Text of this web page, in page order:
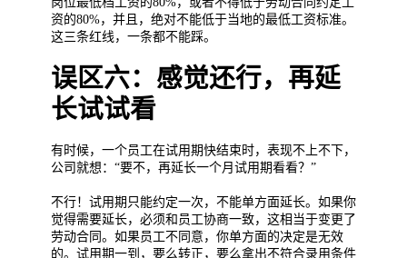
资的80%，并且，绝对不能低于当地的最低工资标准。
这三条红线，一条都不能踩。
误区六：感觉还行，再延
长试试看
有时候，一个员工在试用期快结束时，表现不上不下，
公司就想：“要不，再延长一个月试用期看看？”
不行！试用期只能约定一次，不能单方面延长。如果你
觉得需要延长，必须和员工协商一致，这相当于变更了
劳动合同。如果员工不同意，你单方面的决定是无效
的。试用期一到，要么转正，要么拿出不符合录用条件